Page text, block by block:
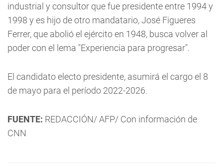
industrial y consultor que fue presidente entre 1994 y
1998 y es hijo de otro mandatario, José Figueres
Ferrer, que abolió el ejército en 1948, busca volver al
poder con el lema "Experiencia para progresar".
El candidato electo presidente, asumirá el cargo el 8
de mayo para el período 2022-2026.
FUENTE: REDACCIÓN/ AFP/ Con información de
CNN